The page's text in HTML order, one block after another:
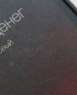
в топ‑15
стартует